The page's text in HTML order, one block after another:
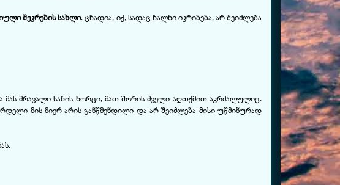
შეკრების სახლი. ცხადია, იქ, სადაც ხალხი იკრიბება, არ შეიძლება
მრავალი სახის ხორცი, მათ შორის ძველი აღთქმით აკრძალულიც.
მის მიერ არის განწმენდილი და არ შეიძლება მისი უწმინურად